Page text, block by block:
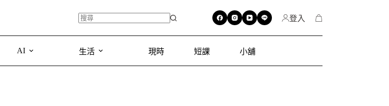
登入
AI 生活 現時 短課 小舖